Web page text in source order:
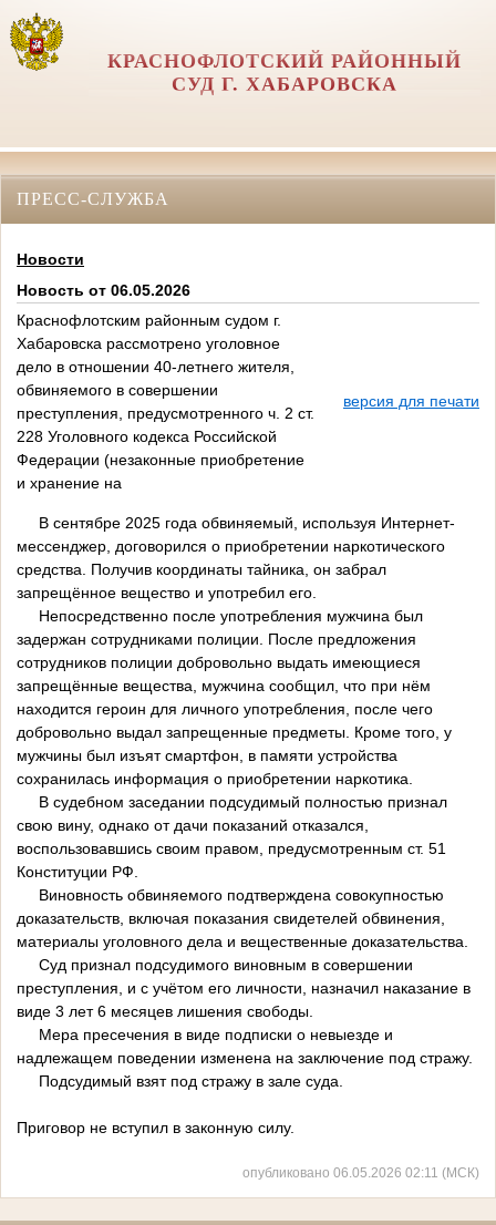
КРАСНОФЛОТСКИЙ РАЙОННЫЙ
СУД Г. ХАБАРОВСКА
ПРЕСС-СЛУЖБА
Новости
Новость от 06.05.2026
Краснофлотским районным судом г.
Хабаровска рассмотрено уголовное
дело в отношении 40‑летнего жителя,
обвиняемого в совершении
преступления, предусмотренного ч. 2 ст.
228 Уголовного кодекса Российской
Федерации (незаконные приобретение
и хранение на
версия для печати
В сентябре 2025 года обвиняемый, используя Интернет-
мессенджер, договорился о приобретении наркотического
средства. Получив координаты тайника, он забрал
запрещённое вещество и употребил его.
Непосредственно после употребления мужчина был
задержан сотрудниками полиции. После предложения
сотрудников полиции добровольно выдать имеющиеся
запрещённые вещества, мужчина сообщил, что при нём
находится героин для личного употребления, после чего
добровольно выдал запрещенные предметы. Кроме того, у
мужчины был изъят смартфон, в памяти устройства
сохранилась информация о приобретении наркотика.
В судебном заседании подсудимый полностью признал
свою вину, однако от дачи показаний отказался,
воспользовавшись своим правом, предусмотренным ст. 51
Конституции РФ.
Виновность обвиняемого подтверждена совокупностью
доказательств, включая показания свидетелей обвинения,
материалы уголовного дела и вещественные доказательства.
Суд признал подсудимого виновным в совершении
преступления, и с учётом его личности, назначил наказание в
виде 3 лет 6 месяцев лишения свободы.
Мера пресечения в виде подписки о невыезде и
надлежащем поведении изменена на заключение под стражу.
Подсудимый взят под стражу в зале суда.
Приговор не вступил в законную силу.
опубликовано 06.05.2026 02:11 (МСК)